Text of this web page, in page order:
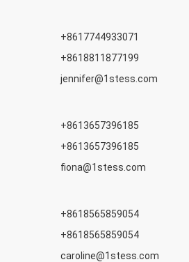
+8617744933071
+8618811877199
jennifer@1stess.com
+8613657396185
+8613657396185
fiona@1stess.com
+8618565859054
+8618565859054
caroline@1stess.com